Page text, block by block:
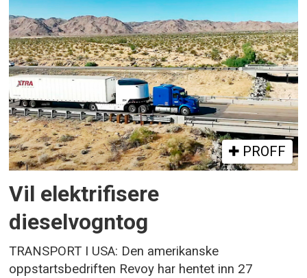
PROFF
Vil elektrifisere
dieselvogntog
TRANSPORT I USA: Den amerikanske
oppstartsbedriften Revoy har hentet inn 27